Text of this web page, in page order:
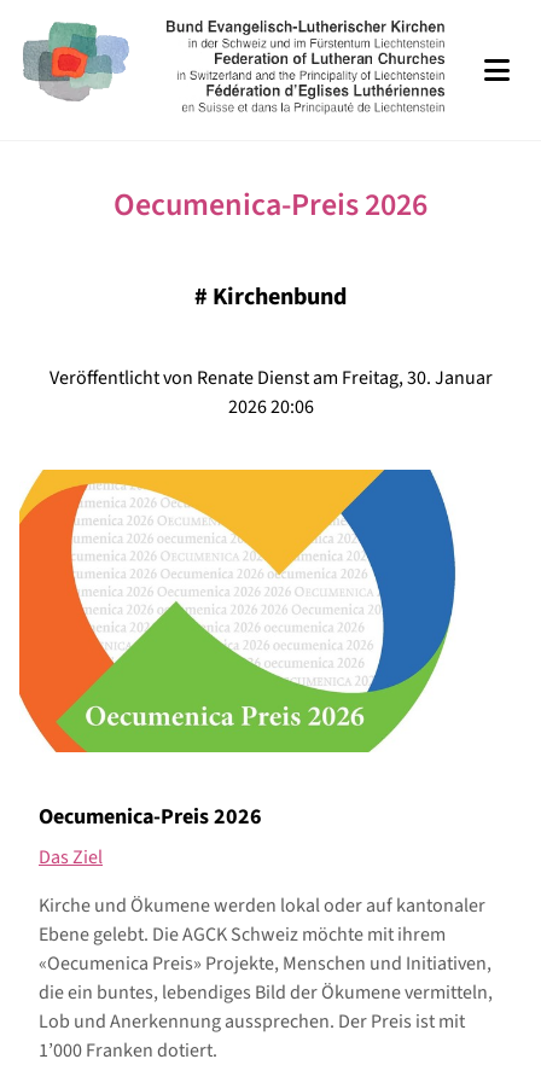
Oecumenica-Preis 2026
# Kirchenbund
Veröffentlicht von Renate Dienst am Freitag, 30. Januar
2026 20:06
Oecumenica-Preis 2026
Das Ziel
Kirche und Ökumene werden lokal oder auf kantonaler
Ebene gelebt. Die AGCK Schweiz möchte mit ihrem
«Oecumenica Preis» Projekte, Menschen und Initiativen,
die ein buntes, lebendiges Bild der Ökumene vermitteln,
Lob und Anerkennung aussprechen. Der Preis ist mit
1’000 Franken dotiert.